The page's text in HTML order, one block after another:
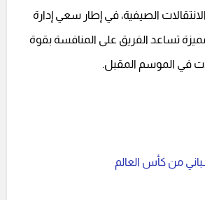
الصيفية، في إطار سعي إدارة
مميزة تساعد الفريق على المنافسة بقوة
في الموسم المقبل.
من كأس العالم